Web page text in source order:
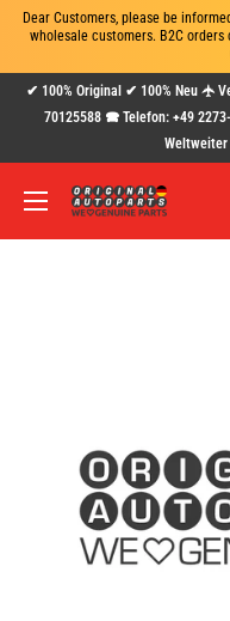
Dear Customers, please be
wholesale customers. B2C
Direkt✔ 100% Original ✔ 100% Neu 🛧
70125588 🕿 Telefon: +49
www.original-